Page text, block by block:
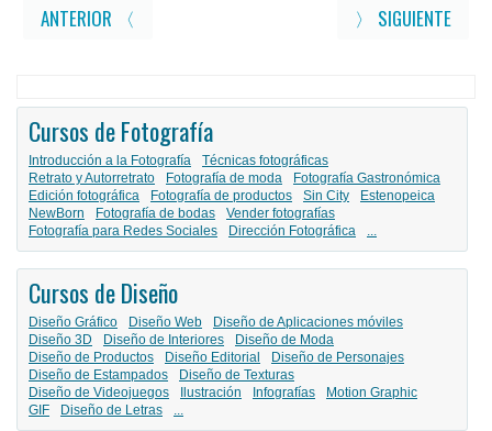
ANTERIOR 〈 〉 SIGUIENTE
Cursos de Fotografía
Introducción a la Fotografía
Técnicas fotográficas
Retrato y Autorretrato
Fotografía de moda
Fotografía Gastronómica
Edición fotográfica
Fotografía de productos Sin City
Estenopeica
NewBorn
Fotografía de bodas
Vender fotografías
Fotografía para Redes Sociales
Dirección Fotográfica ...
Cursos de Diseño
Diseño Gráfico Diseño Web
Diseño de Aplicaciones móviles
Diseño 3D
Diseño de Interiores
Diseño de Moda
Diseño de Productos
Diseño Editorial
Diseño de Personajes
Diseño de Estampados
Diseño de Texturas
Diseño de Videojuegos
Ilustración Infografías
Motion Graphic
GIF
Diseño de Letras ...